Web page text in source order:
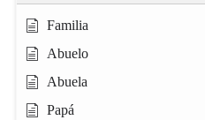
Familia
Abuelo
Abuela
Papá